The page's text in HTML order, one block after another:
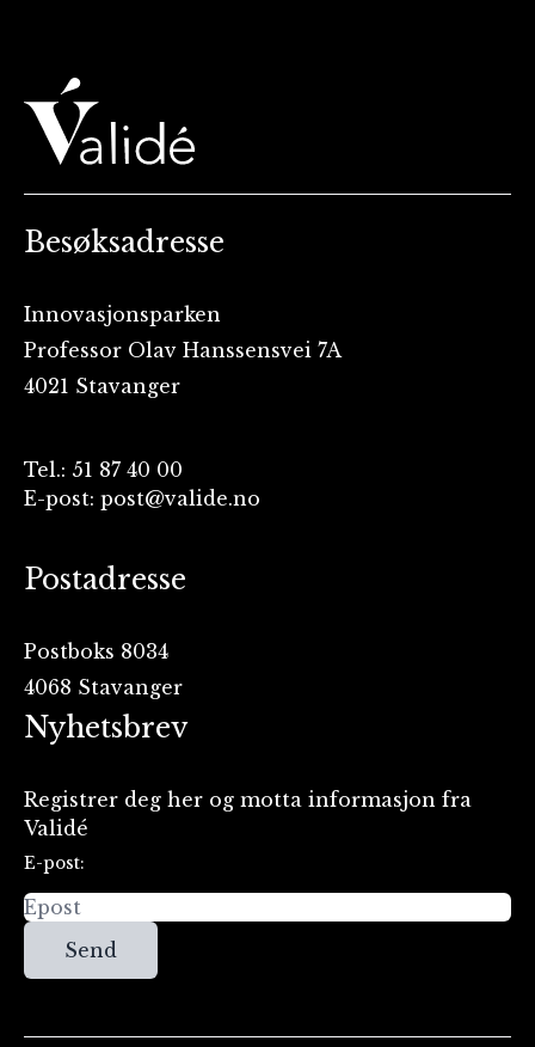
Besøksadresse
Innovasjonsparken
Professor Olav Hanssensvei 7A
4021 Stavanger
Tel.: 51 87 40 00
E-post: post@valide.no
Postadresse
Postboks 8034
4068 Stavanger
Nyhetsbrev
Registrer deg her og motta informasjon fra
Validé
E-post:
Send